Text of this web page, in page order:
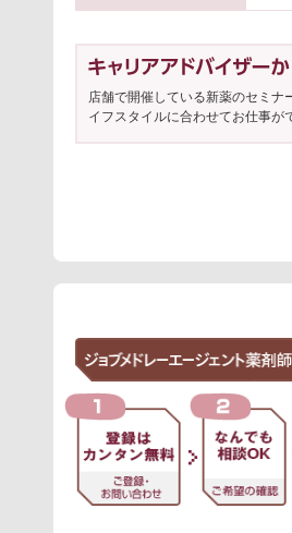
店舗で開催している新薬のセミナ
イフスタイルに合わせてお仕事が